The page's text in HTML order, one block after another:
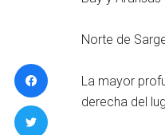
Norte de
La mayor
derecha del